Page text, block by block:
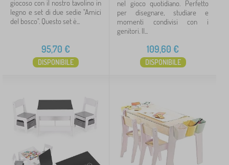
giocoso con il nostro tavolino in
legno e set di due sedie "Amici
del bosco". Questo set è...
95,70 €
DISPONIBILE
nel gioco quotidiano. Perfetto
per disegnare, studiare e
momenti condivisi con i
genitori. Il...
109,60 €
DISPONIBILE